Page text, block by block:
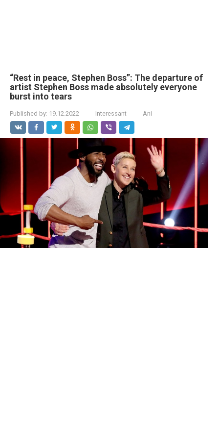
“Rest in peace, Stephen Boss”: The departure of
artist Stephen Boss made absolutely everyone
burst into tears
Published by: 19.12.2022 Interessant Ani